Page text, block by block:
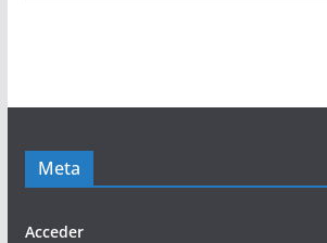
Meta
Acceder